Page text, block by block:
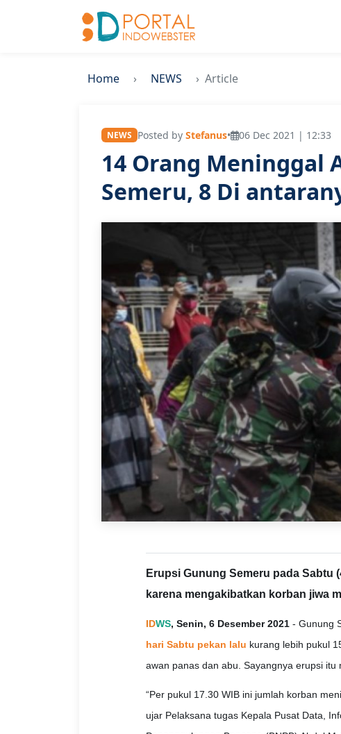
Home NEWS Article
NEWS Posted by Stefanus• 06 Dec 2021 | 12:33
14 Orang Meninggal
Semeru, 8 Di
Erupsi Gunung Semeru pada Sabtu
karena mengakibatkan korban jiwa
IDWS, Senin, 6 Desember 2021- Gunung
hari Sabtu pekan lalu kurang lebih pukul
awan panas dan abu. Sayangnya erupsi itu
“Per pukul 17.30 WIB ini jumlah korban
ujar Pelaksana tugas Kepala Pusat Data,